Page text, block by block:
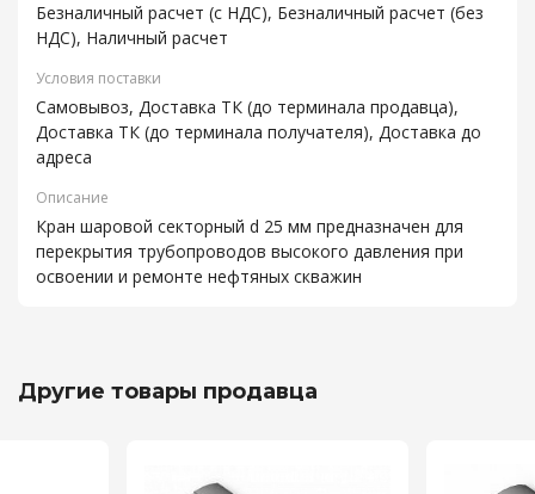
Безналичный расчет (с НДС), Безналичный расчет (без
НДС), Наличный расчет
Условия поставки
Самовывоз, Доставка ТК (до терминала продавца),
Доставка ТК (до терминала получателя), Доставка до
адреса
Описание
Кран шаровой секторный d 25 мм предназначен для
перекрытия трубопроводов высокого давления при
освоении и ремонте нефтяных скважин
Другие товары продавца